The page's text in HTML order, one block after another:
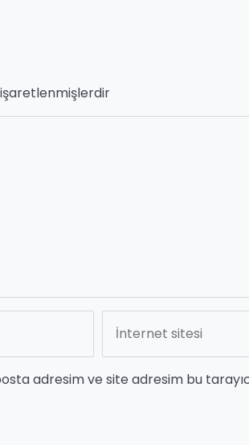
adresim ve site adresim bu